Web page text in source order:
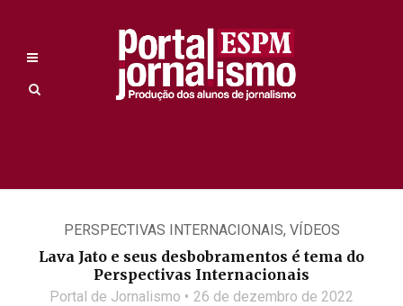
PERSPECTIVAS INTERNACIONAIS, VÍDEOS
Lava Jato e seus desbobramentos é tema do
Perspectivas Internacionais
Portal de Jornalismo 26 de dezembro de 2022